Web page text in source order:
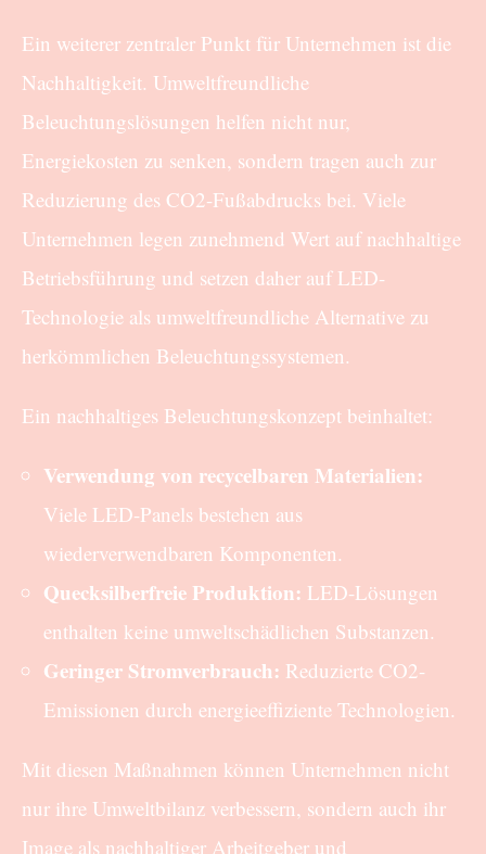
Ein weiterer zentraler Punkt für Unternehmen ist die
Nachhaltigkeit. Umweltfreundliche
Beleuchtungslösungen helfen nicht nur,
Energiekosten zu senken, sondern tragen auch zur
Reduzierung des CO2-Fußabdrucks bei. Viele
Unternehmen legen zunehmend Wert auf nachhaltige
Betriebsführung und setzen daher auf LED-
Technologie als umweltfreundliche Alternative zu
herkömmlichen Beleuchtungssystemen.
Ein nachhaltiges Beleuchtungskonzept beinhaltet:
Verwendung von recycelbaren Materialien:
Viele LED-Panels bestehen aus
wiederverwendbaren Komponenten.
Quecksilberfreie Produktion: LED-Lösungen
enthalten keine umweltschädlichen Substanzen.
Geringer Stromverbrauch: Reduzierte CO2-
Emissionen durch energieeffiziente Technologien.
Mit diesen Maßnahmen können Unternehmen nicht
nur ihre Umweltbilanz verbessern, sondern auch ihr
Image als nachhaltiger Arbeitgeber und